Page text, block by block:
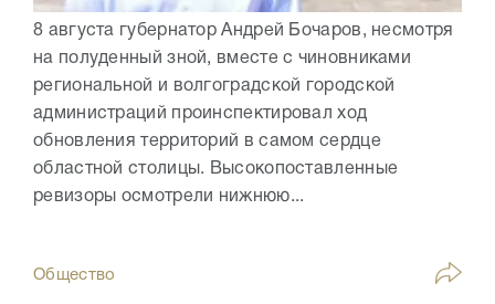
8 августа губернатор Андрей Бочаров, несмотря
на полуденный зной, вместе с чиновниками
региональной и волгоградской городской
администраций проинспектировал ход
обновления территорий в самом сердце
областной столицы. Высокопоставленные
ревизоры осмотрели нижнюю...
Общество